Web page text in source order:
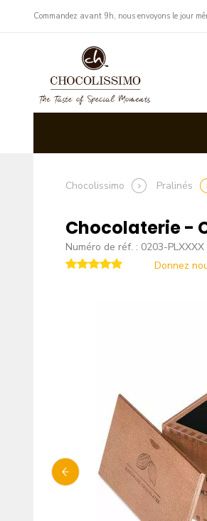
​Commandez avant 9h, nous envoyons le jour
Chocolissimo Pralinés
Chocolaterie -
Numéro de réf. : 0203-PLXXXX
Donnez